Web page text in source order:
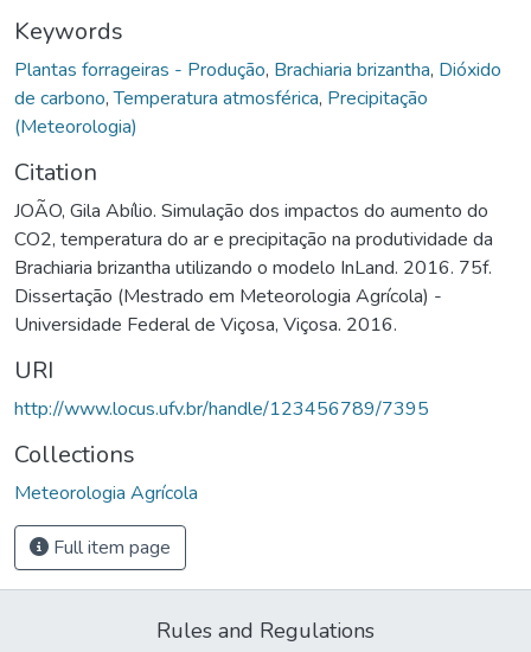
Keywords
Plantas forrageiras - Produção, Brachiaria brizantha, Dióxido
de carbono,Temperatura atmosférica, Precipitação
(Meteorologia)
Citation
JOÃO, Gila Abílio. Simulação dos impactos do aumento do
CO2, temperatura do ar e precipitação na produtividade da
Brachiaria brizantha utilizando o modelo InLand. 2016. 75f.
Dissertação (Mestrado em Meteorologia Agrícola) -
Universidade Federal de Viçosa, Viçosa. 2016.
URI
http://www.locus.ufv.br/handle/123456789/7395
Collections
Meteorologia Agrícola
Full item page
Rules and Regulations